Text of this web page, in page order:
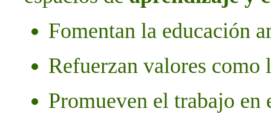
Fomentan la educación
Refuerzan valores como
Promueven el trabajo